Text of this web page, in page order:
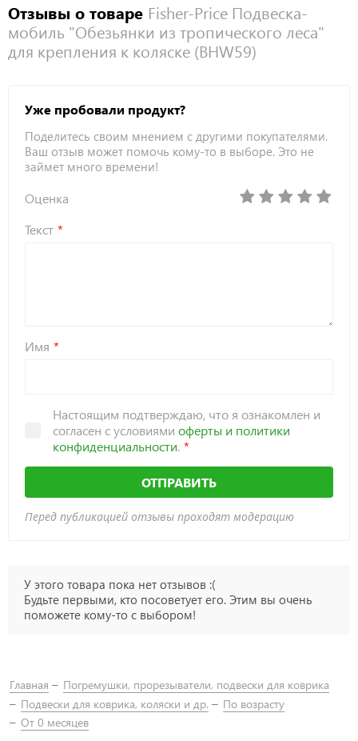
Отзывы о товаре Fisher-Price Подвеска-
мобиль "Обезьянки из тропического леса"
для крепления к коляске (BHW59)
Уже пробовали продукт?
Поделитесь своим мнением с другими покупателями.
Ваш отзыв может помочь кому-то в выборе. Это не
займет много времени!
Оценка
Текст
Имя
Настоящим подтверждаю, что я ознакомлен и
согласен с условиями оферты и политики
конфиденциальности.
ОТПРАВИТЬ
Перед публикацией отзывы проходят модерацию
У этого товара пока нет отзывов :(
Будьте первыми, кто посоветует его. Этим вы очень
поможете кому-то с выбором!
Главная
Погремушки, прорезыватели, подвески для коврика
Подвески для коврика, коляски и др.
По возрасту
От 0 месяцев